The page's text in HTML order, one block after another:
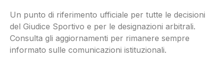
Un punto di riferimento ufficiale per tutte le decisioni
del Giudice Sportivo e per le designazioni arbitrali.
Consulta gli aggiornamenti per rimanere sempre
informato sulle comunicazioni istituzionali.